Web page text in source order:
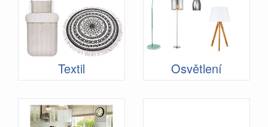
Textil Osvětlení